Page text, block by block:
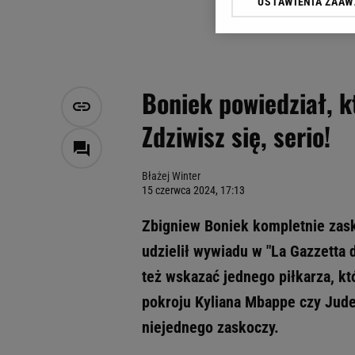
Boniek powiedział,
Zdziwisz się, serio!
Błażej Winter
15 czerwca 2024, 17:13
Zbigniew Boniek kompletnie
udzielił wywiadu w "La
też wskazać jednego piłkarza,
pokroju Kyliana Mbappe czy
niejednego zaskoczy.
Klikając „Akceptuję”
Zaufanych Partnerów i
My, nasi Zaufani
Użycie dokładnych
Przechowywanie
badnie odbiorców i